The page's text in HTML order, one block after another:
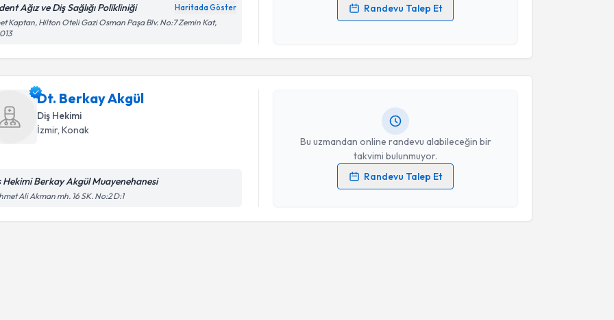
Ağız ve Diş Sağlığı Polikliniği Haritada Göster
Kaptan, Hilton Oteli Gazi Osman Paşa Blv. No:7 Zemin Kat,
Randevu Talep Et
Kişisel verilerimin işlenmesine ilişkinAydınlatma Metni
Dt. Berkay Akgül
Diş Hekimi
İzmir, Konak
Hekimi Berkay Akgül Muayenehanesi
Ali Akman mh. 16 SK. No:2 D:1
Bu uzmandan online randevu alabileceğin bir
takvimi bulunmuyor.
Randevu Talep Et
Randevu Takvimi Talebi
Kişisel verilerimin işlenmesine ilişkinAydınlatma Metni